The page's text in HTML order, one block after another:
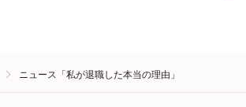
ニュース「私が退職した本当の理由」